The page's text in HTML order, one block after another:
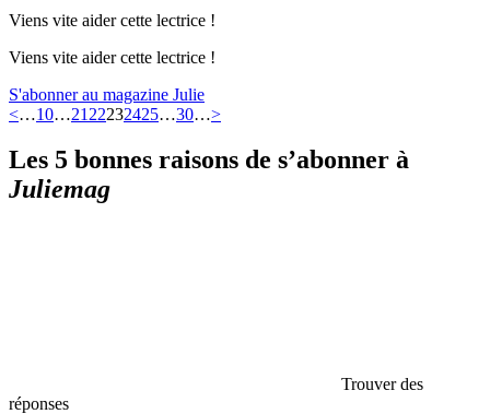
Viens vite aider cette lectrice !
Viens vite aider cette lectrice !
S'abonner au magazine Julie
<…10…21 22232425…30…>
Les 5 bonnes raisons de s’abonner à
Juliemag
Trouver des
réponses